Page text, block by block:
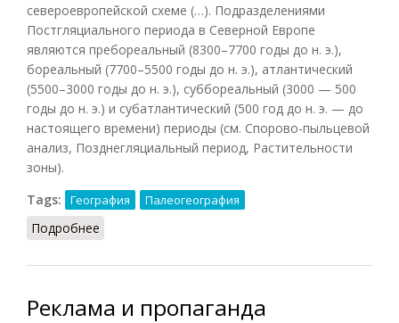
североевропейской схеме (…). Подразделениями
Постгляциального периода в Северной Европе
являются пребореальный (8300–7700 годы до н. э.),
бореальный (7700–5500 годы до н. э.), атлантический
(5500–3000 годы до н. э.), суббореальный (3000 — 500
годы до н. э.) и субатлантический (500 год до н. э. — до
настоящего времени) периоды (см. Спорово-пыльцевой
анализ, Позднегляциальный период, Растительности
зоны).
Tags:
География Палеогеография
Подробнее
Реклама и пропаганда